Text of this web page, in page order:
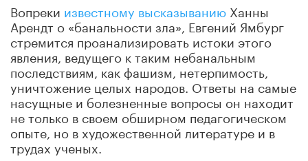
Вопреки известному высказыванию Ханны
Арендт о «банальности зла», Евгений Ямбург
стремится проанализировать истоки этого
явления, ведущего к таким небанальным
последствиям, как фашизм, нетерпимость,
уничтожение целых народов. Ответы на самые
насущные и болезненные вопросы он находит
не только в своем обширном педагогическом
опыте, но в художественной литературе и в
трудах ученых.